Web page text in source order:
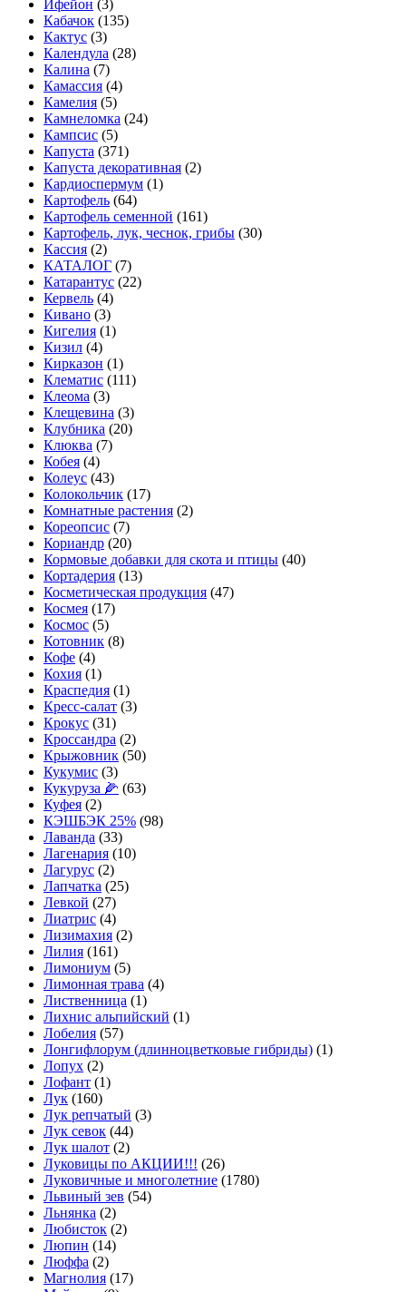
Ифейон (3)
Кабачок (135)
Кактус (3)
Календула (28)
Калина (7)
Камассия (4)
Камелия (5)
Камнеломка (24)
Кампсис (5)
Капуста (371)
Капуста декоративная (2)
Кардиоспермум (1)
Картофель (64)
Картофель семенной (161)
Картофель, лук, чеснок, грибы (30)
Кассия (2)
КАТАЛОГ (7)
Катарантус (22)
Кервель (4)
Кивано (3)
Кигелия (1)
Кизил (4)
Кирказон (1)
Клематис (111)
Клеома (3)
Клещевина (3)
Клубника (20)
Клюква (7)
Кобея (4)
Колеус (43)
Колокольчик (17)
Комнатные растения (2)
Кореопсис (7)
Кориандр (20)
Кормовые добавки для скота и птицы (40)
Кортадерия (13)
Косметическая продукция (47)
Космея (17)
Космос (5)
Котовник (8)
Кофе (4)
Кохия (1)
Краспедия (1)
Кресс-салат (3)
Крокус (31)
Кроссандра (2)
Крыжовник (50)
Кукумис (3)
Кукуруза 🌽 (63)
Куфея (2)
КЭШБЭК 25% (98)
Лаванда (33)
Лагенария (10)
Лагурус (2)
Лапчатка (25)
Левкой (27)
Лиатрис (4)
Лизимахия (2)
Лилия (161)
Лимониум (5)
Лимонная трава (4)
Лиственница (1)
Лихнис альпийский (1)
Лобелия (57)
Лонгифлорум (длинноцветковые гибриды) (1)
Лопух (2)
Лофант (1)
Лук (160)
Лук репчатый (3)
Лук севок (44)
Лук шалот (2)
Луковицы по АКЦИИ!!! (26)
Луковичные и многолетние (1780)
Львиный зев (54)
Льнянка (2)
Любисток (2)
Люпин (14)
Люффа (2)
Магнолия (17)